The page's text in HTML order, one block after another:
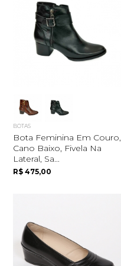
BOTAS
Bota Feminina Em Couro,
Cano Baixo, Fivela Na
Lateral, Sa...
R$ 475,00